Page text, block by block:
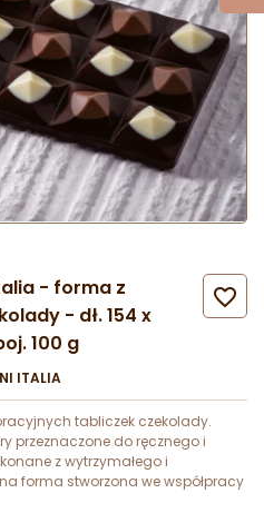
- forma z
- dł. 154 x
100 g

ITALIA
tabliczek czekolady.
przeznaczone do ręcznego i
z wytrzymałego i
forma stworzona we współpracy